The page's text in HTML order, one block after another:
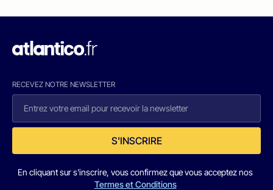
RECEVEZ NOTRE NEWSLETTER
S'INSCRIRE
En cliquant sur s'inscrire, vous confirmez que vous acceptez nos
Termes et Conditions